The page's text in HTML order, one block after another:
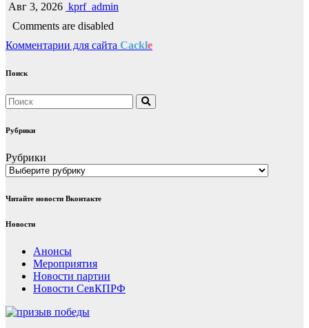
Авг 3, 2026 kprf_admin
Comments are disabled
Комментарии для сайта Cackle
Поиск
Рубрики
Рубрики
Читайте новости Вконтакте
Новости
Анонсы
Мероприятия
Новости партии
Новости СевКПРФ